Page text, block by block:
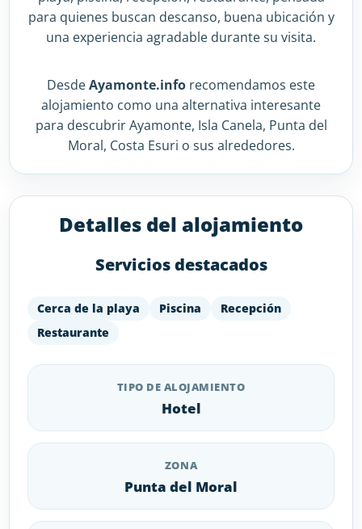
para quienes buscan descanso, buena ubicación y
una experiencia agradable durante su visita.
DesdeAyamonte.info recomendamos este
alojamiento como una alternativa interesante
para descubrir Ayamonte, Isla Canela, Punta del
Moral, Costa Esuri o sus alrededores.
Detalles del alojamiento
Servicios destacados
Cerca de la playa Piscina
Recepción
Restaurante
TIPO DE ALOJAMIENTO
Hotel
ZONA
Punta del Moral